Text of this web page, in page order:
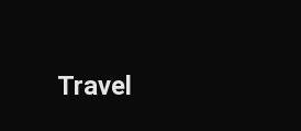
Travel